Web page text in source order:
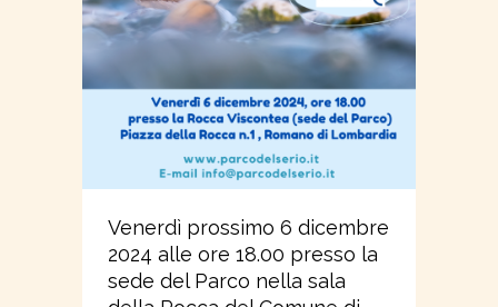
Venerdì prossimo 6 dicembre
2024 alle ore 18.00 presso la
sede del Parco nella sala